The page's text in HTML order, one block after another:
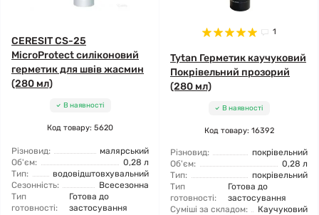
CERESIT CS-25
MicroProtect силіконовий
герметик для швів жасмин
(280 мл)
В наявності
Код товару: 5620
Різновид:
малярський
Об'єм:
0,28 л
Тип:
водовідштовхувальний
Сезонність:
Всесезонна
Тип
готовності:
Готова до
застосування
1
Tytan Герметик каучуковий
Покрівельний прозорий
(280 мл)
В наявності
Код товару: 16392
Різновид:
покрівельний
Об'єм:
0,28 л
Тип:
покрівельний
Тип
готовності:
Готова до
застосування
Суміші за складом:
Каучуковий